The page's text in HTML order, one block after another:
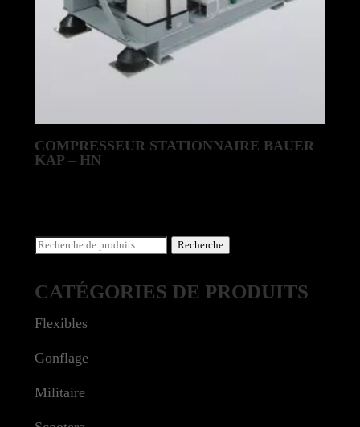
COMPRESSEUR STATIONNAIRE BAUER
KAP – HN
Recherche
Recherche
CATÉGORIES DE PRODUITS
Flexibles
Gonflage
Militaire